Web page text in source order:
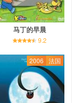
马丁的早晨
9.2
2006 法国